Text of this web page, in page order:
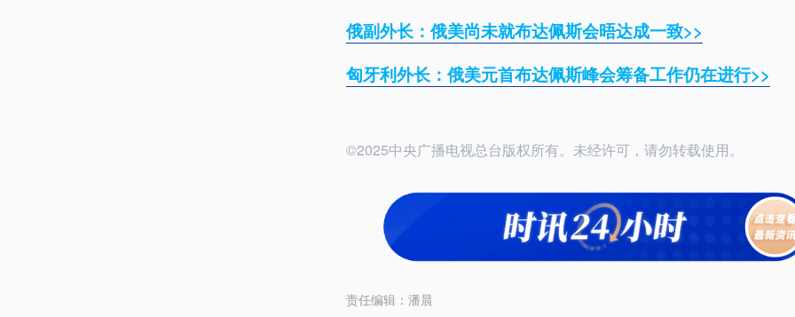
俄副外长：俄美尚未就布达佩斯会晤达成一致>>
匈牙利外长：俄美元首布达佩斯峰会筹备工作仍在进行>>
©2025中央广播电视总台版权所有。未经许可，请勿转载使用。
责任编辑： 潘晨